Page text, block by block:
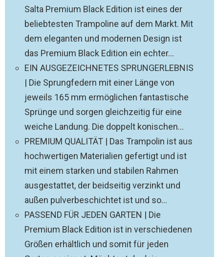
Salta Premium Black Edition ist eines der
beliebtesten Trampoline auf dem Markt. Mit
dem eleganten und modernen Design ist
das Premium Black Edition ein echter...
EIN AUSGEZEICHNETES SPRUNGERLEBNIS
| Die Sprungfedern mit einer Länge von
jeweils 165 mm ermöglichen fantastische
Sprünge und sorgen gleichzeitig für eine
weiche Landung. Die doppelt konischen...
PREMIUM QUALITÄT | Das Trampolin ist aus
hochwertigen Materialien gefertigt und ist
mit einem starken und stabilen Rahmen
ausgestattet, der beidseitig verzinkt und
außen pulverbeschichtet ist und so...
PASSEND FÜR JEDEN GARTEN | Die
Premium Black Edition ist in verschiedenen
Größen erhältlich und somit für jeden